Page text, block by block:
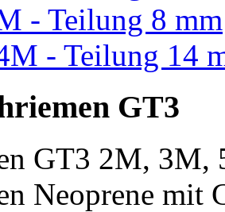
- Teilung 8 mm
- Teilung 14
GT3
GT3 2M, 3M,
Neoprene mit